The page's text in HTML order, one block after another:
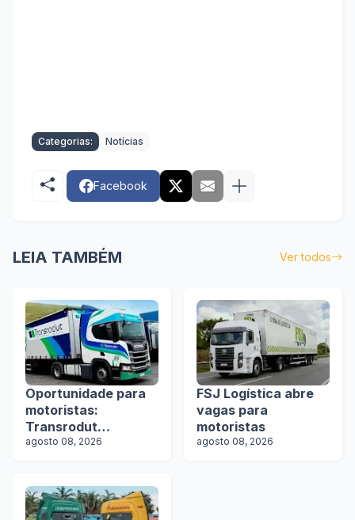
Categorias: Notícias
Facebook
LEIA TAMBÉM Ver todos
Oportunidade para
motoristas:
Transrodut
Transportes abre
agosto 08, 2026
FSJ Logística abre
vagas para
motoristas
agosto 08, 2026